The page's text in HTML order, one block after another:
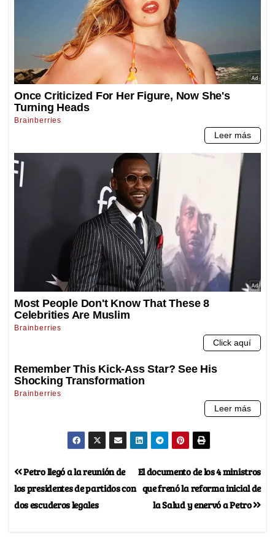
El documento de los 4 ministros
que frenó la reforma inicial de
la Salud y enervó a Petro
Petro llegó a la reunión de
los presidentes de partidos con
dos escuderos legales